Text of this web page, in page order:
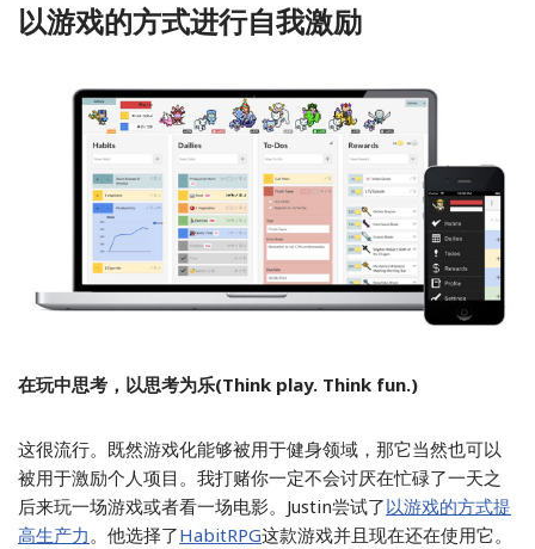
以游戏的方式进行自我激励
在玩中思考，以思考为乐(Think play. Think fun.)
这很流行。既然游戏化能够被用于健身领域，那它当然也可以
被用于激励个人项目。我打赌你一定不会讨厌在忙碌了一天之
后来玩一场游戏或者看一场电影。Justin尝试了以游戏的方式提
高生产力。他选择了HabitRPG这款游戏并且现在还在使用它。